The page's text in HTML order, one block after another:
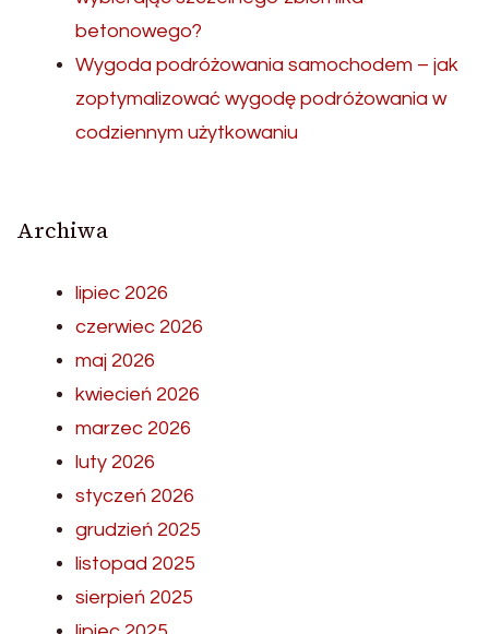
betonowego?
Wygoda podróżowania samochodem – jak
zoptymalizować wygodę podróżowania w
codziennym użytkowaniu
Archiwa
lipiec 2026
czerwiec 2026
maj 2026
kwiecień 2026
marzec 2026
luty 2026
styczeń 2026
grudzień 2025
listopad 2025
sierpień 2025